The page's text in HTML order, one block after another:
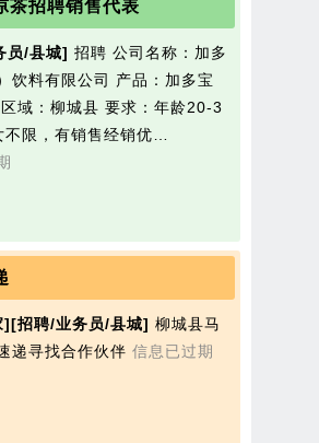
茶招聘销售代表
员/县城] 招聘 公司名称：加多
饮料有限公司 产品：加多宝
域：柳城县 要求：年龄20-3
不限，有销售经销优…
][招聘/业务员/县城] 柳城县马
递寻找合作伙伴 信息已过期